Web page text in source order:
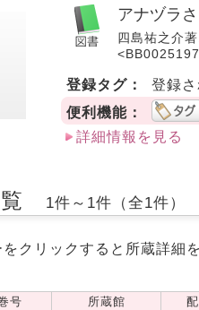
アナヅラさ
四島祐之介
登録タグ：
登録
便利機能：
詳細情報を見る
1件～1件（全1件）
クリックすると所蔵詳細
号 所蔵館